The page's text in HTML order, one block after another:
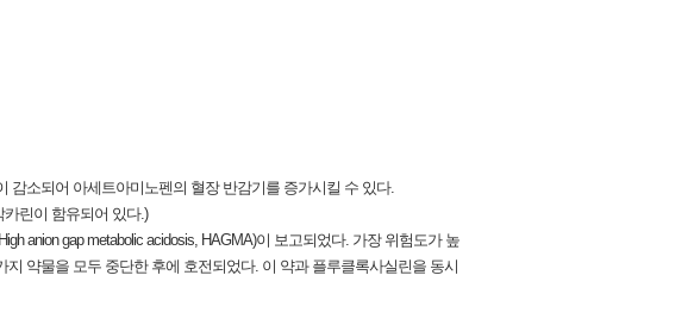
감소되어 아세트아미노펜의 혈장 반감기를 증가시킬 수 있다.
린이 함유되어 있다.)
anion gap metabolic acidosis, HAGMA)이 보고되었다. 가장 위험도가 높
약물을 모두 중단한 후에 호전되었다. 이 약과 플루클록사실린을 동시